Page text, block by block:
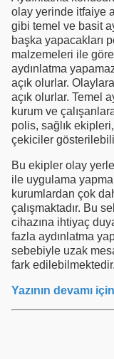
olay yerinde itfaiye
gibi temel ve basit
başka yapacakları
malzemeleri ile
aydınlatma
açık olurlar.
açık olurlar. Temel
kurum ve
polis, sağlık
çekiciler
Bu ekipler olay
ile uygulama
kurumlardan çok
çalışmaktadır. Bu
cihazına ihtiyaç
fazla aydınlatma
sebebiyle uzak
fark edilebilmektedir.
Yazının devamı